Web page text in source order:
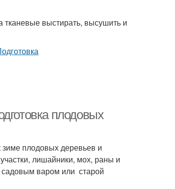
выстирать, высушить и
плодовых
зиме плодовых деревьев и
лишайники, мох, раны и
садовым варом или старой